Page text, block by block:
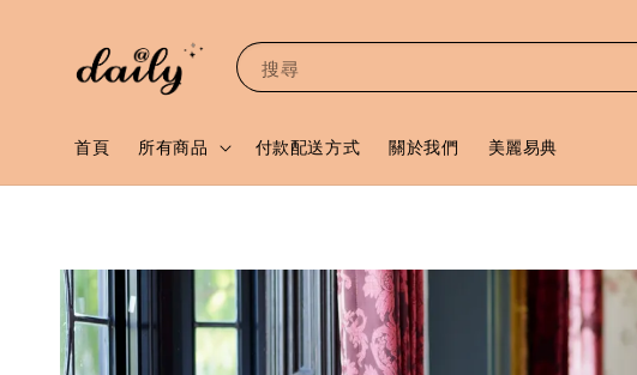
搜尋
首頁 所有商品 付款配送方式 關於我們 美麗易典